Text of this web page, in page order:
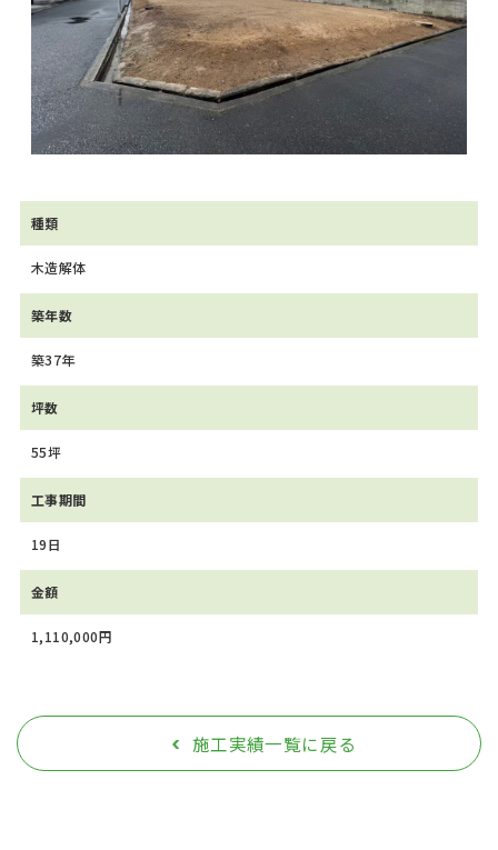
種類
木造解体
築年数
築37年
坪数
55坪
工事期間
19日
金額
1,110,000円
施工実績一覧に戻る